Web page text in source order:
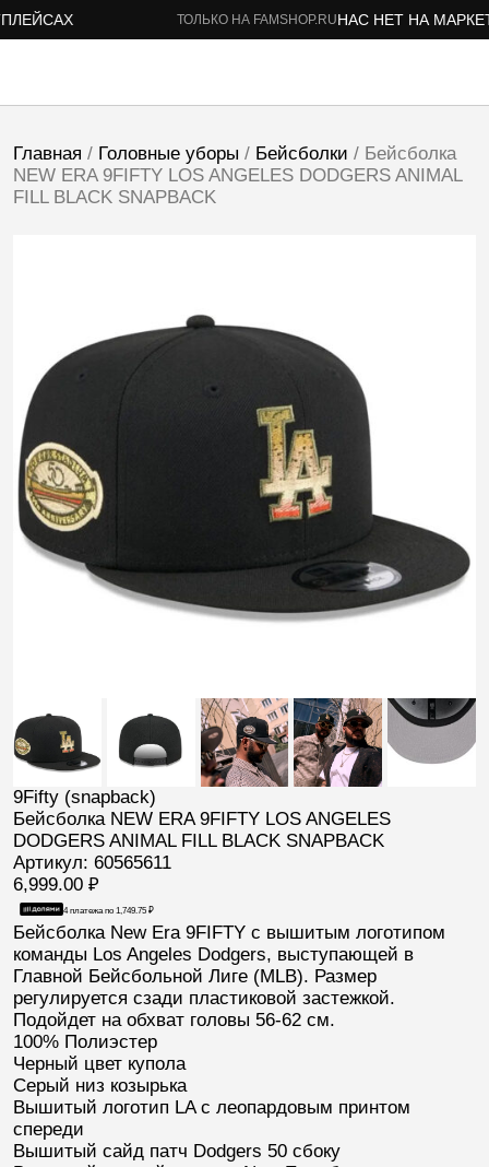
ТОЛЬКО НА FAMSHOP.RUНАС НЕТ НА
Главная / Головные уборы / Бейсболки / Бейсболка
NEW ERA 9FIFTY LOS ANGELES DODGERS ANIMAL
FILL BLACK SNAPBACK
9Fifty (snapback)
Бейсболка NEW ERA 9FIFTY LOS ANGELES
DODGERS ANIMAL FILL BLACK SNAPBACK
Артикул: 60565611
6,999.00 ₽
4 платежа по 1,749.75 ₽
Бейсболка New Era 9FIFTY с вышитым логотипом
команды Los Angeles Dodgers, выступающей в
Главной Бейсбольной Лиге (MLB). Размер
регулируется сзади пластиковой застежкой.
Подойдет на обхват головы 56-62 см.
100% Полиэстер
Черный цвет купола
Серый низ козырька
Вышитый логотип LAс леопардовым принтом
спереди
Вышитый сайд патч Dodgers 50сбоку